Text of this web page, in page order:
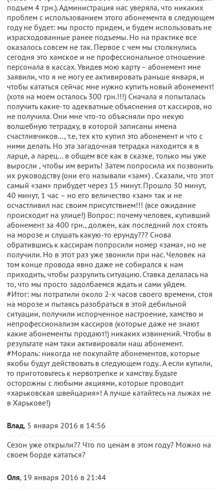
подъем 4 грн.). Администрация нас уверяла, что никаких
проблем с использованием этого абонемента в следующем
году не будет: мы просто придем, и будем использовать не
израсходованные ранее подъемы. Но на практике все
оказалось совсем не так. Первое с чем мы столкнулись
сегодня это хамское и не профессиональное отношение
персонала в кассах. Увидев мою карту – абонемент мне
заявили, что я не могу ее активировать раньше января, и
чтобы кататься сейчас мне нужно купить новый абонемент!
(хотя на моем осталось 300 грн.!!!) Сначала я попыталась
получить какие-то адекватные объяснения от кассиров, но
не получила. Они мне что-то объясняли про некую
волшебную тетрадку, в которой записаны имена
счастливчиков…, т.е, тех кто купил это абонемент и что с
ними делать. Но эта загадочная тетрадка находится я в
ларце, а ларец… в общем все как в сказке, только мы уже
выросли , чтобы им верить! Затем попросила их позвонить
их руководству (они его называли «зам») . Сказали, что этот
самый «зам» прибудет через 15 минут. Прошло 30 минут,
40 минут, 1 час – но его величество «зам» так и не
осчастливил нас своим присутствием!!! (все ожидание
происходит на улице!) Вопрос: почему человек, купивший
абонемент за 400 грн., должен, как последний лох стоять
на морозе и слушать какую-то ерунду??? Снова
обратившись к кассирам попросили номер «зама», но не
получили. Но в этот раз уже звонили при нас. Человек на
том конце провода явно даже не собирался к нам
приходить, чтобы разрулить ситуацию. Ставка делалась на
то, что мы просто задолбаемся ждать и сами уйдем.
#Итог: мы потратили около 2-х часов своего времени, стоя
на морозе и пытаясь разобраться в этой дебильной
ситуации, получили испорченное настроение, хамство и
непрофессионализм кассиров (которые даже не знают
какие абонементы продают!) никаких извинений. Чтобы в
результате нам таки активировали наш абонемент.
#Мораль: никогда не покупайте абонементов, которые
якобы будут действовать в следующем году.. А если купили,
то приготовьтесь к нервотрепке и хамству. Будьте
осторожны с любыми акциями, которые проводит
«харьковская швейцария»! А лучше катайтесь на лыжах не
в Харькове!)
Влад, 5 января 2016 в 14:56
Сезон уже открыли?? Что по ценам в этом году? Можно на
своем борде кататься?
Оля, 19 января 2016 в 21:44